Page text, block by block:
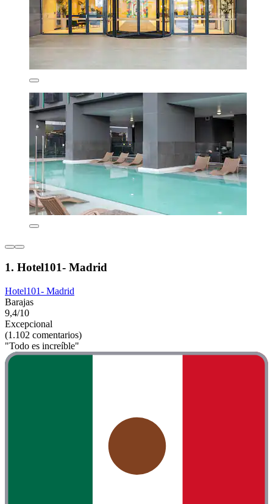
1. Hotel101- Madrid
Hotel101- Madrid
Barajas
9,4/10
Excepcional
(1.102 comentarios)
"Todo es increíble"